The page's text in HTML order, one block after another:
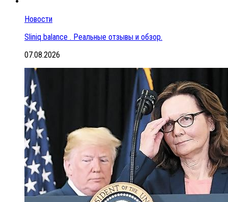
Новости
Sliniq balance . Реальные отзывы и обзор.
07.08.2026